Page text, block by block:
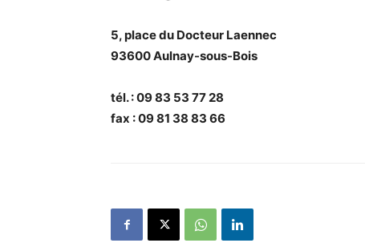
5, place du Docteur Laennec
93600 Aulnay-sous-Bois
tél. : 09 83 53 77 28
fax : 09 81 38 83 66